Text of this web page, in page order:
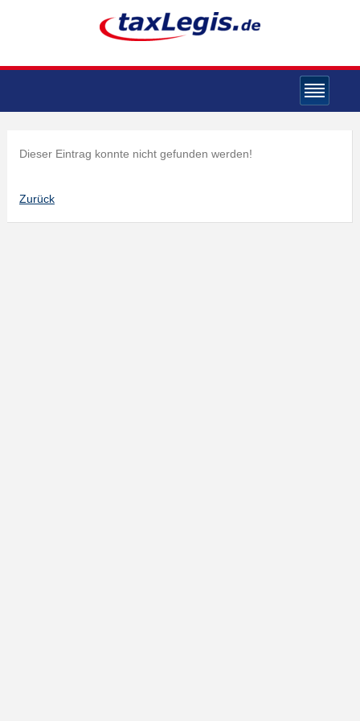
Dieser Eintrag konnte nicht gefunden werden!
Zurück